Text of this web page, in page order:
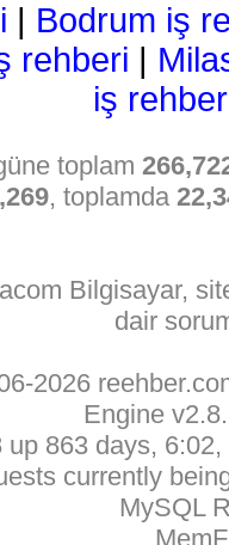
| Bodrum iş
rehberi |
iş
toplam
, toplamda
Bilgisayar,
dair
2026
Engine
up 863 days,
currently
MySQL